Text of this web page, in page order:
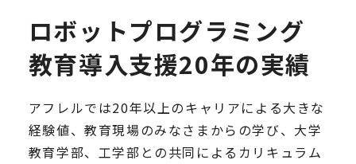
ロボットプログラミング
教育導入支援20年の実績
アフレルでは20年以上のキャリアによる大きな
経験値、教育現場のみなさまからの学び、大学
教育学部、工学部との共同によるカリキュラム